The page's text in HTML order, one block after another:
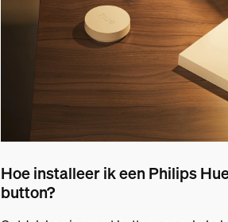
Hoe installeer ik een Philips
button?